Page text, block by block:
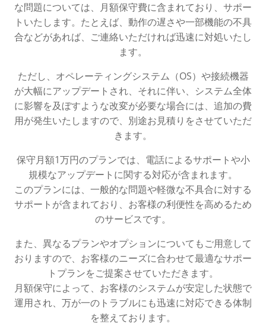
な問題については、月額保守費に含まれており、サポー
トいたします。たとえば、動作の遅さや一部機能の不具
合などがあれば、ご連絡いただければ迅速に対処いたし
ます。
ただし、オペレーティングシステム（OS）や接続機器
が大幅にアップデートされ、それに伴い、システム全体
に影響を及ぼすような改変が必要な場合には、追加の費
用が発生いたしますので、別途お見積りをさせていただ
きます。
保守月額1万円のプランでは、電話によるサポートや小
規模なアップデートに関する対応が含まれます。
このプランには、一般的な問題や軽微な不具合に対する
サポートが含まれており、お客様の利便性を高めるため
のサービスです。
また、異なるプランやオプションについてもご用意して
おりますので、お客様のニーズに合わせて最適なサポー
トプランをご提案させていただきます。
月額保守によって、お客様のシステムが安定した状態で
運用され、万が一のトラブルにも迅速に対応できる体制
を整えております。